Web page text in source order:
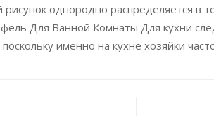
однородно рас­пределяется в
Для Ванной Комнаты Для кухни
именно на кухне хозяйки